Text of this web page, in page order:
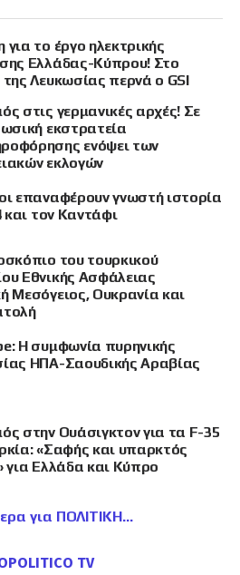
το έργο ηλεκτρικής
Ελλάδας-Κύπρου! Στο
της Λευκωσίας περνά ο GSI
στις γερμανικές αρχές! Σε
εκστρατεία
ενόψει των
εκλογών
επαναφέρουν γνωστή ιστορία
και τον Καντάφι
του τουρκικού
Εθνικής Ασφάλειας
Μεσόγειος, Ουκρανία και
Η συμφωνία πυρηνικής
ΗΠΑ-Σαουδικής Αραβίας
στην Ουάσιγκτον για τα F-35
«Σαφής και υπαρκτός
για Ελλάδα και Κύπρο
για ΠΟΛΙΤΙΚΗ
TV